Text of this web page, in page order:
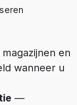
en
wanneer u
—